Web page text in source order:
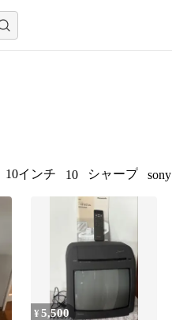
10インチ 10 シャープ sony
¥5,500